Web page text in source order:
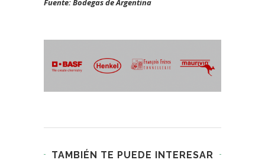
Fuente: Bodegas de Argentina
TAMBIÉN TE PUEDE INTERESAR